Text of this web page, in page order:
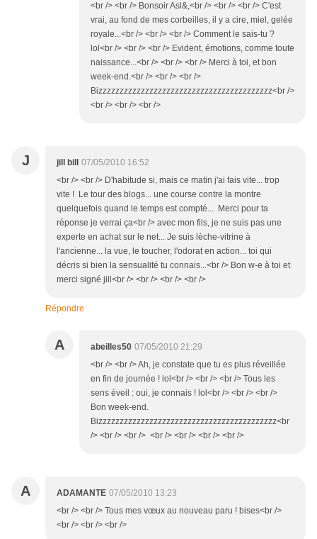
<br /> <br /> Bonsoir Asl&,<br /> <br /> <br /> C'est
vrai, au fond de mes corbeilles, il y a cire, miel, gelée
royale...<br /> <br /> <br /> Comment le sais-tu ?
lol<br /> <br /> <br /> Evident, émotions, comme toute
naissance...<br /> <br /> <br /> Merci à toi, et bon
week-end.<br /> <br /> <br />
Bizzzzzzzzzzzzzzzzzzzzzzzzzzzzzzzzzzzzzzzzz<br />
<br /> <br /> <br />
J jill bill
07/05/2010 16:52
<br /> <br /> D'habitude si, mais ce matin j'ai fais vite... trop
vite ! Le tour des blogs... une course contre la montre
quelquefois quand le temps est compté... Merci pour ta
réponse je verrai ça<br /> avec mon fils, je ne suis pas une
experte en achat sur le net... Je suis lèche-vitrine à
l'ancienne... la vue, le toucher, l'odorat en action... toi qui
décris si bien la sensualité tu connais...<br /> Bon w-e à toi et
merci signé jill<br /> <br /> <br /> <br />
Répondre
A abeilles50 07/05/2010 21:29
<br /> <br /> Ah, je constate que tu es plus réveillée
en fin de journée ! lol<br /> <br /> <br /> Tous les
sens éveil : oui, je connais ! lol<br /> <br /> <br />
Bon week-end.
Bizzzzzzzzzzzzzzzzzzzzzzzzzzzzzzzzzzzzzzzzzz<br
/> <br /> <br /> <br /> <br /> <br /> <br />
A ADAMANTE 07/05/2010 13:23
<br /> <br /> Tous mes vœux au nouveau paru ! bises<br />
<br /> <br /> <br />